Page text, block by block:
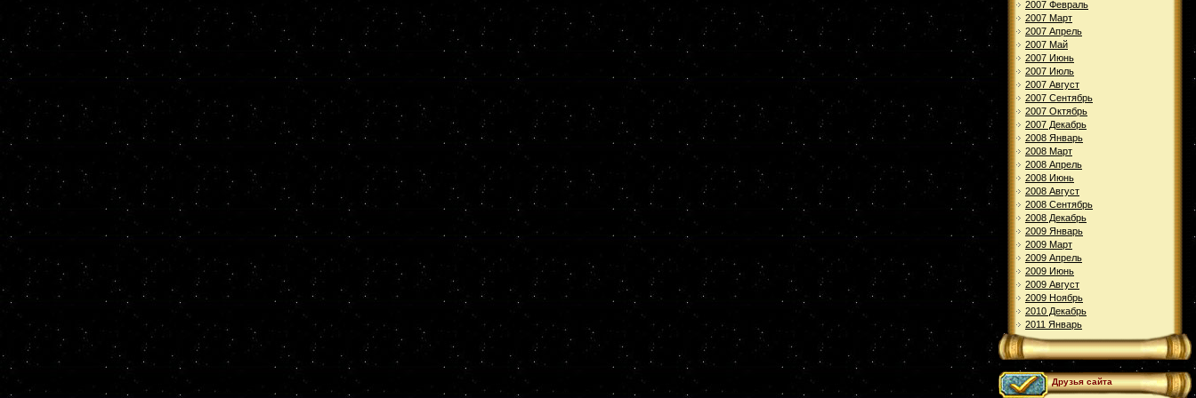
2007 Февраль
2007 Март
2007 Апрель
2007 Май
2007 Июнь
2007 Июль
2007 Август
2007 Сентябрь
2007 Октябрь
2007 Декабрь
2008 Январь
2008 Март
2008 Апрель
2008 Июнь
2008 Август
2008 Сентябрь
2008 Декабрь
2009 Январь
2009 Март
2009 Апрель
2009 Июнь
2009 Август
2009 Ноябрь
2010 Декабрь
2011 Январь
Друзья сайта